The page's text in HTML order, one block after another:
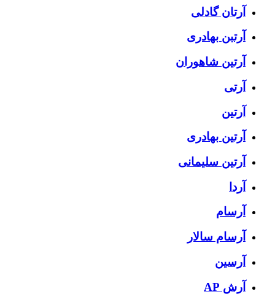
آرتان گادلی
آرتبن بهادری
آرتين شاهوران
آرتی
آرتین
آرتین بهادری
آرتین سلیمانی
آردا
آرسام
آرسام سالار
آرسین
آرش AP